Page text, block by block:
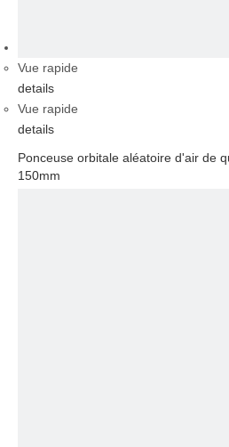
Vue rapide
details
Vue rapide
details
Ponceuse orbitale aléatoire d'air de
150mm